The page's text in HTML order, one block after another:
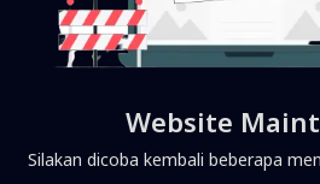
Website
Silakan dicoba kembali beberapa